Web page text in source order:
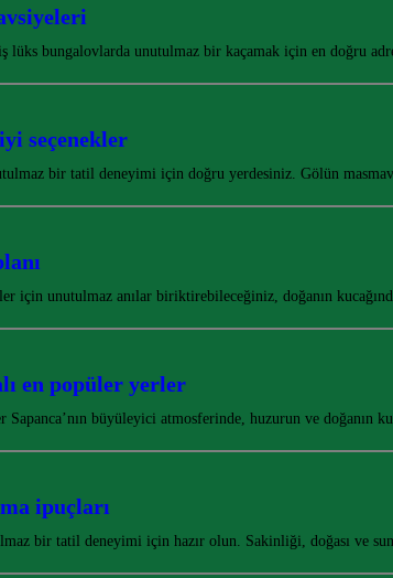
lüks bungalovlarda unutulmaz bir kaçamak için en doğru
seçenekler
bir tatil deneyimi için doğru yerdesiniz. Gölün
için unutulmaz anılar biriktirebileceğiniz, doğanın
en popüler yerler
büyüleyici atmosferinde, huzurun ve doğanın
ipuçları
bir tatil deneyimi için hazır olun. Sakinliği, doğası ve